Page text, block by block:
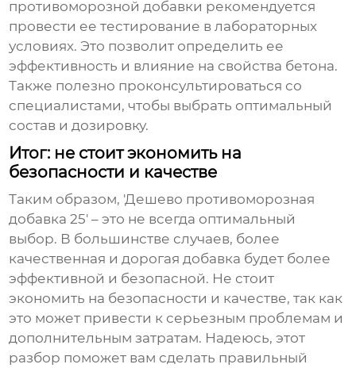
противоморозной добавки рекомендуется
провести ее тестирование в лабораторных
условиях. Это позволит определить ее
эффективность и влияние на свойства бетона.
Также полезно проконсультироваться со
специалистами, чтобы выбрать оптимальный
состав и дозировку.
Итог: не стоит экономить на
безопасности и качестве
Таким образом, 'Дешево противоморозная
добавка 25' – это не всегда оптимальный
выбор. В большинстве случаев, более
качественная и дорогая добавка будет более
эффективной и безопасной. Не стоит
экономить на безопасности и качестве, так как
это может привести к серьезным проблемам и
дополнительным затратам. Надеюсь, этот
разбор поможет вам сделать правильный